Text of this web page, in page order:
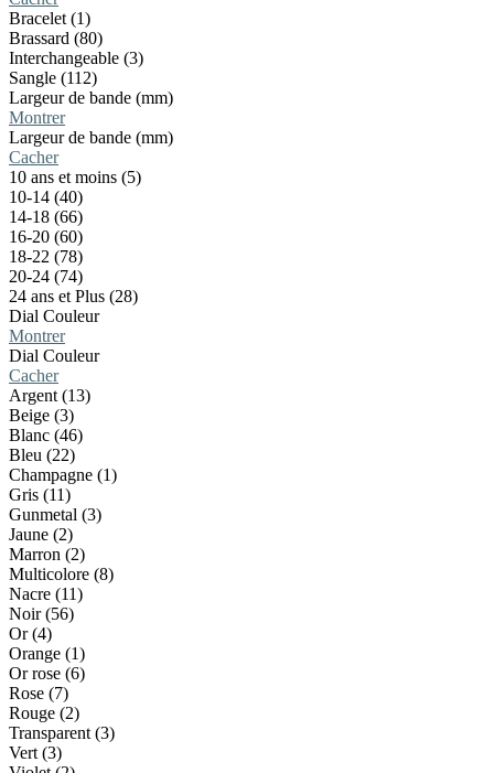
Bracelet (1)
Brassard (80)
Interchangeable (3)
Sangle (112)
Largeur de bande (mm)
Montrer
Largeur de bande (mm)
Cacher
10 ans et moins (5)
10-14 (40)
14-18 (66)
16-20 (60)
18-22 (78)
20-24 (74)
24 ans et Plus (28)
Dial Couleur
Montrer
Dial Couleur
Cacher
Argent (13)
Beige (3)
Blanc (46)
Bleu (22)
Champagne (1)
Gris (11)
Gunmetal (3)
Jaune (2)
Marron (2)
Multicolore (8)
Nacre (11)
Noir (56)
Or (4)
Orange (1)
Or rose (6)
Rose (7)
Rouge (2)
Transparent (3)
Vert (3)